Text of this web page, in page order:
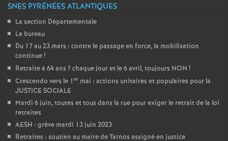
SNES PYRÉNÉES ATLANTIQUES
La section Départementale
Le bureau
Du 17 au 23 mars : contre le passage en force, la mobilisation
continue!
Retraite à 64 ans ? chaque jour et le 6 avril, toujours NON !
Crescendo vers le 1 er mai : actions unitaires et populaires pour la
JUSTICE SOCIALE
Mardi 6 juin, toutes et tous dans la rue pour exiger le retrait de la loi
retraites
AESH : grève mardi 13 juin 2023
Retraites : soutien au maire de Tarnos assigné en justice